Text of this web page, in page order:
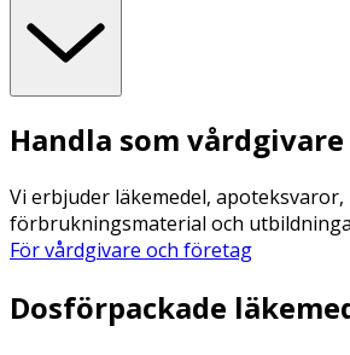
Handla som
Vi erbjuder läkemedel, apoteksvaror,
förbrukningsmaterial och
För vårdgivare och företag
Dosförpackade